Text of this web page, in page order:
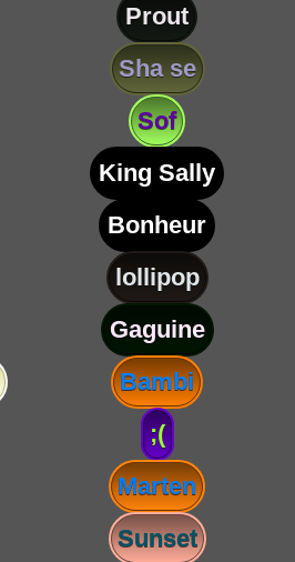
Prout
Sha se
Sof
King Sally
Bonheur
lollipop
Gaguine
Bambi
;(
Marten
Sunset